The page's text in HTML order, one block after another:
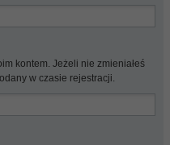
kontem. Jeżeli nie zmieniałeś
w czasie rejestracji.